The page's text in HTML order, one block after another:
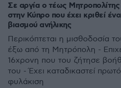
Σε αργία ο τέως
στην Κύπρο που έχει κριθεί
βιασμού ανήλικης
Περικόπτεται η μισθοδοσία
έξω από τη Μητρόπολη -
16χρονη που του ζήτησε
του - Έχει καταδικαστεί
φυλάκιση